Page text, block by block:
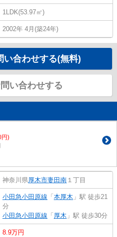
1LDK(53.97㎡)
2002年 4月(築24年)
い合わせする(無料)
い合わせする
円)
神奈川県厚木市妻田南 １丁目
小田急小田原線 「 本厚木 」駅 徒歩21
分
小田急小田原線 「 厚木 」駅 徒歩30分
8.9万円